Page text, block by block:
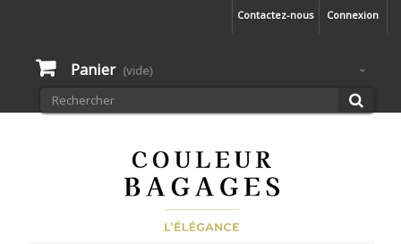
Connexion
Contactez-nous
Panier (vide)